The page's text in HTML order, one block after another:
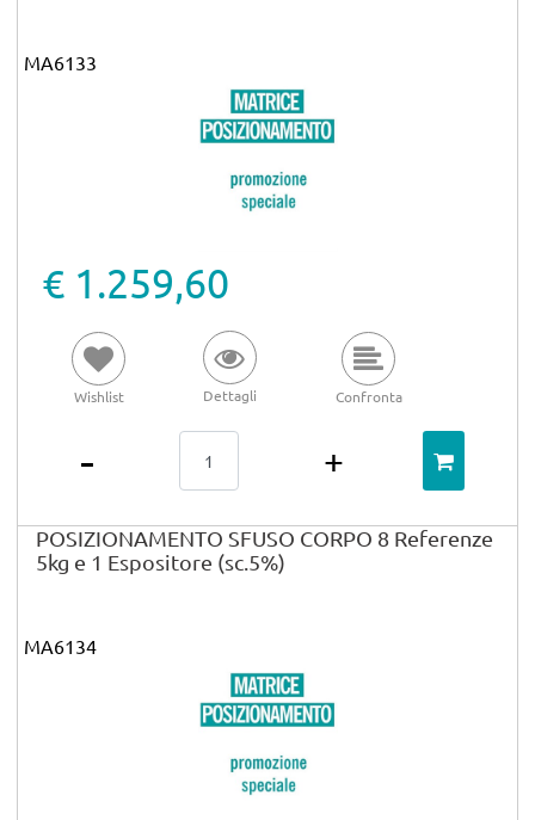
MA6133
€ 1.259,60
Wishlist Dettagli Confronta
POSIZIONAMENTO SFUSO CORPO 8 Referenze
5kg e 1 Espositore (sc.5%)
MA6134